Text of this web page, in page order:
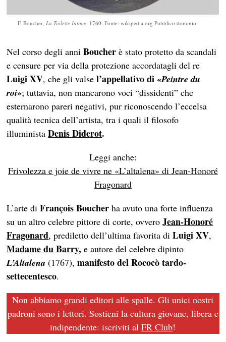
F. Boucher, La Toilette Intime, 1760. Fonte: wikipedia.org Pubblico dominio.
Nel corso degli anniBoucher è stato protetto da scandali
e censure per via della protezione accordatagli del re
Luigi XV, che gli valsel’appellativo di «Peintre du
roi»; tuttavia, non mancarono voci “dissidenti” che
esternarono pareri negativi, pur riconoscendo l’eccelsa
qualità tecnica dell’artista, tra i quali il filosofo
illuministaDenis Diderot.
Leggi anche:
Frivolezza e joie de vivre ne «L’altalena» di Jean-Honoré
Fragonard
L’arte diFrançois Boucher ha avuto una forte influenza
su un altro celebre pittore di corte, ovveroJean-Honoré
Fragonard, prediletto dell’ultima favorita di Luigi XV,
Madame du Barry, e autore del celebre dipinto
L’Altalena(1767),manifesto del Rococò tardo-
settecentesco.
Non abbiamo grandi editori alle spalle. Gli unici nostri
padroni sono i lettori. Sostieni la cultura giovane, libera e
indipendente: iscriviti alFR Club!